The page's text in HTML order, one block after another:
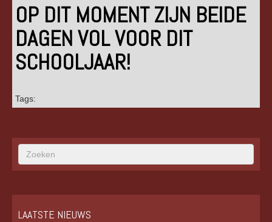
OP DIT MOMENT ZIJN BEIDE
DAGEN VOL VOOR DIT
SCHOOLJAAR!
Tags:
LAATSTE NIEUWS